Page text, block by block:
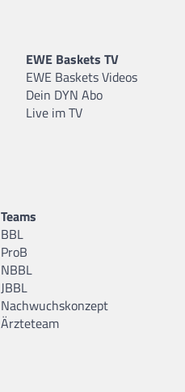
EWE Baskets TV
EWE Baskets Videos
Dein DYN Abo
Live im TV
Teams
BBL
ProB
NBBL
JBBL
Nachwuchskonzept
Ärzteteam